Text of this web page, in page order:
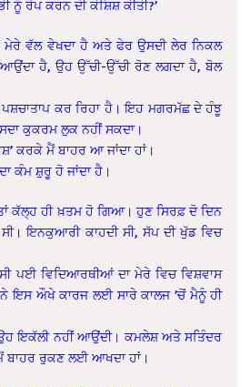
ਨੂੰ ਰੇਪ ਕਰਨ ਦੀ ਕੋਸ਼ਿਸ਼ ਕੀਤੀ?’
ਵੱਲ ਵੇਖਦਾ ਹੈ ਅਤੇ ਫੇਰ ਉਸਦੀ ਲੇਰ ਨਿਕਲ
ਆਉਂਦਾ ਹੈ, ਉਹ ਉੱਚੀ-ਉੱਚੀ ਰੋਣ ਲਗਦਾ ਹੈ, ਬੋਲ
ਕਰ ਰਿਹਾ ਹੈ। ਇਹ ਮਗਰਮੱਛ ਦੇ ਹੰਝੂ
ਕੁਕਰਮ ਲੁਕ ਨਹੀਂ ਸਕਦਾ।
ਕਰਕੇ ਮੈਂ ਬਾਹਰ ਆ ਜਾਂਦਾ ਹਾਂ।
ਕੰਮ ਸ਼ੁਰੂ ਹੋ ਜਾਂਦਾ ਹੈ।
ਕੱਲ੍ਹ ਹੀ ਖ਼ਤਮ ਹੋ ਗਿਆ। ਹੁਣ ਸਿਰਫ਼ ਦੋ ਦਿਨ
ਇਨਕੁਆਰੀ ਕਾਹਦੀ ਸੀ, ਸੱਪ ਦੀ ਖੁੱਡ ਵਿਚ
ਪਈ ਵਿਦਿਆਰਥੀਆਂ ਦਾ ਮੇਰੇ ਵਿਚ ਵਿਸ਼ਵਾਸ
ਇਸ ਔਖੇ ਕਾਰਜ ਲਈ ਸਾਰੇ ਕਾਲਜ ’ਚੋਂ ਮੈਨੂੰ ਹੀ
ਇਕੱਲੀ ਨਹੀਂ ਆਉਂਦੀ। ਕਮਲੇਸ਼ ਅਤੇ ਸਤਿੰਦਰ
ਬਾਹਰ ਰੁਕਣ ਲਈ ਆਖਦਾ ਹਾਂ।